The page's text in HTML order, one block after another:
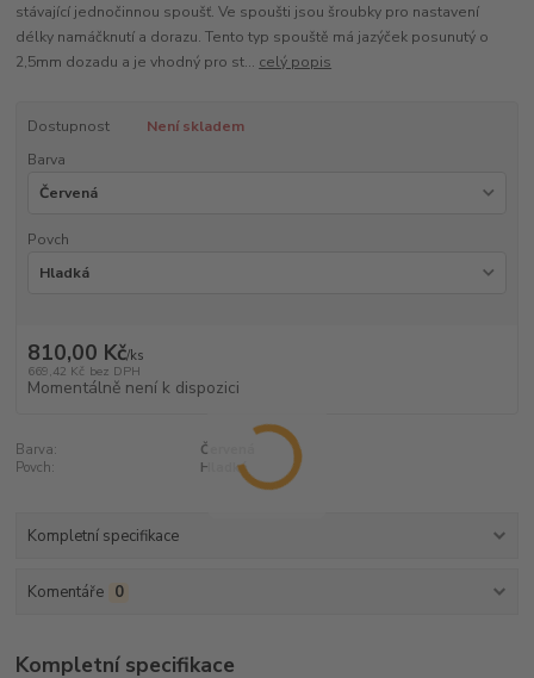
stávající jednočinnou spoušť. Ve spoušti jsou šroubky pro nastavení
délky namáčknutí a dorazu. Tento typ spouště má jazýček posunutý o
2,5mm dozadu a je vhodný pro st... celý popis
Dostupnost
Není skladem
Barva
Povch
810,00 Kč/ks
669,42 Kč bez DPH
Momentálně není k dispozici
Barva:
Červená
Povch:
Hladká
Kompletní specifikace
Komentáře 0
Kompletní specifikace